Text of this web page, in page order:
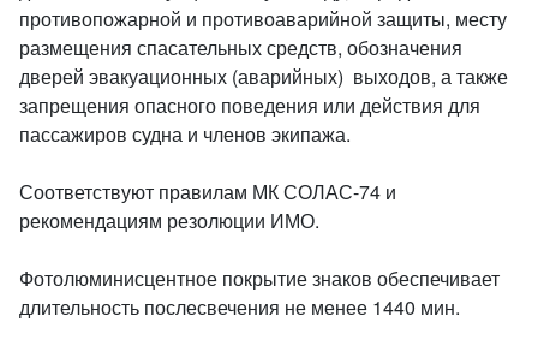
противопожарной и противоаварийной защиты, месту
размещения спасательных средств, обозначения
дверей эвакуационных (аварийных) выходов, а также
запрещения опасного поведения или действия для
пассажиров судна и членов экипажа.
Соответствуют правилам МК СОЛАС-74 и
рекомендациям резолюции ИМО.
Фотолюминисцентное покрытие знаков обеспечивает
длительность послесвечения не менее 1440 мин.